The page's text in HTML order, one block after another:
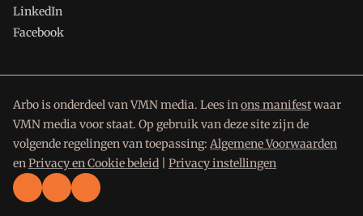
LinkedIn
Facebook
Arbo is onderdeel van VMN media. Lees inons manifestwaar
VMN media voor staat. Op gebruik van deze site zijn de
volgende regelingen van toepassing: Algemene Voorwaarden
enPrivacy en Cookie beleid Privacy instellingen